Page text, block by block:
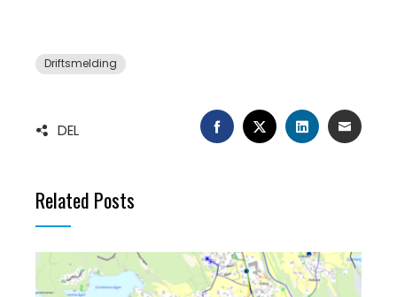
Driftsmelding
DEL FACEBOOK
TWITTERLINKEDINEMAIL
Related Posts